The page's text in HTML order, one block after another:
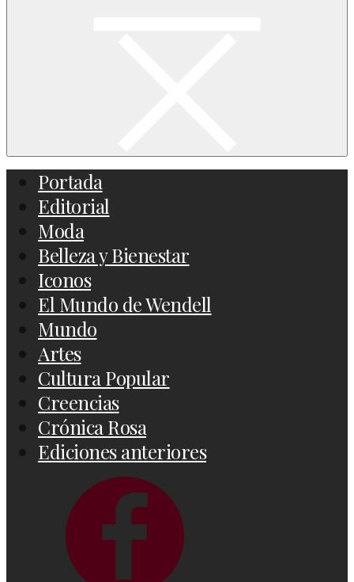
Portada
Editorial
Moda
Belleza y Bienestar
Iconos
El Mundo de Wendell
Mundo
Artes
Cultura Popular
Creencias
Crónica Rosa
Ediciones anteriores